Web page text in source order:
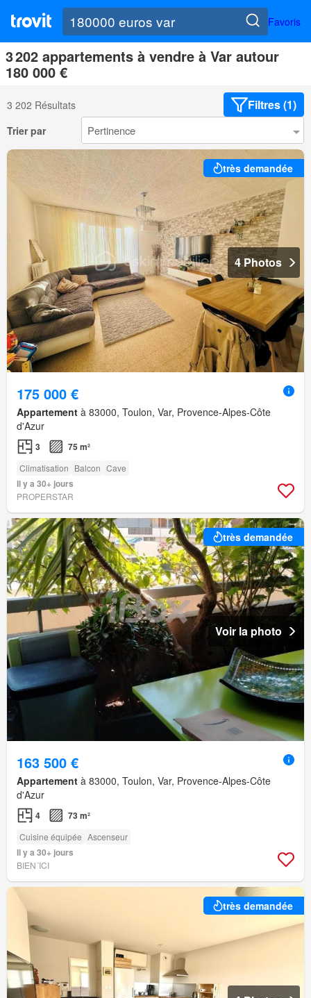
Favoris
3 202 appartements à vendre à Var autour
180 000 €
3 202 Résultats Filtres (1)
Trier par
très demandée
4 Photos
175 000 €
Appartement à 83000, Toulon, Var, Provence-Alpes-Côte
d'Azur
3 75 m²
Climatisation Balcon Cave
Il y a 30+ jours
PROPERSTAR
très demandée
Voir la photo
163 500 €
Appartement à 83000, Toulon, Var, Provence-Alpes-Côte
d'Azur
4 73 m²
Cuisine équipée Ascenseur
Il y a 30+ jours
BIEN´ICI
très demandée